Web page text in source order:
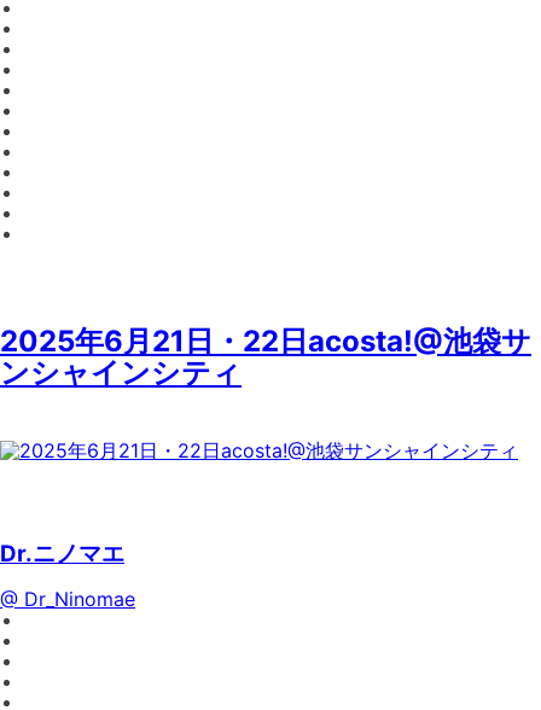
2025年6月21日・22日acosta!@池袋サ
ンシャインシティ
Dr.ニノマエ
@ Dr_Ninomae